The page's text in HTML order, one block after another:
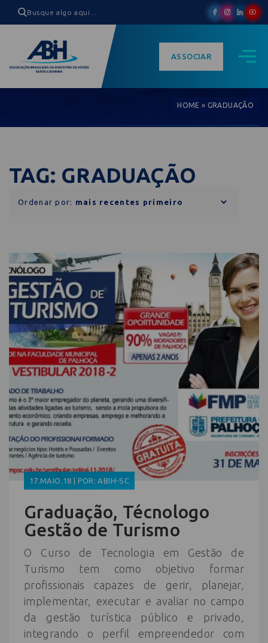
ASSOCIAR
HOME » GRADUAÇÃO
TAG: GRADUAÇÃO
Ordenar por:
17.MAIO.18 | POR: ABIH-SC
Graduação, Técnologo
Gestão de Turismo
O Curso de Tecnologia em Gestão de
Turismo tem como objetivo formar
profissionais capazes de gerir, planejar,
implementar, executar e avaliar no campo
da gestão turística público e privado,
integrando o perfil empreendedor com